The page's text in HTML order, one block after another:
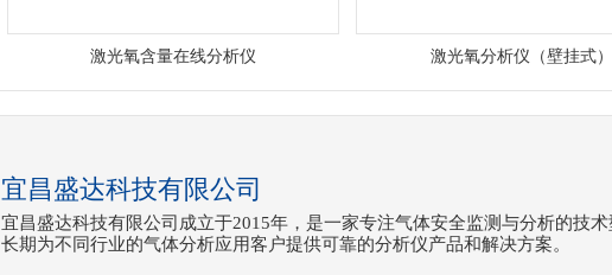
激光氧含量在线分析仪 激光氧分析仪（壁挂式）
宜昌盛达科技有限公司
宜昌盛达科技有限公司成立于2015年，是一家专注气体安全监测与分析的技
长期为不同行业的气体分析应用客户提供可靠的分析仪产品和解决方案。